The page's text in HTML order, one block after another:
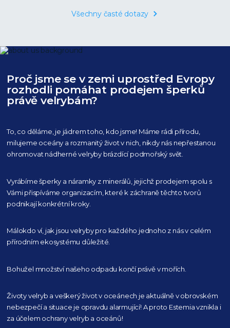
Všechny časté dotazy
Proč jsme se v zemi uprostřed Evropy
rozhodli pomáhat prodejem šperků
právě velrybám?
To, co děláme, je jádrem toho, kdo jsme! Máme rádi přírodu,
milujeme oceány a rozmanitý život v nich, nikdy nás nepřestanou
ohromovat nádherné velryby brázdící podmořský svět.
Vyrábíme šperky a náramky z minerálů, jejichž prodejem spolu s
Vámi přispíváme organizacím, které k záchraně těchto tvorů
podnikají konkrétní kroky.
Málokdo ví, jak jsou velryby pro každého jednoho z nás v celém
přírodním ekosystému důležité.
Bohužel množství našeho odpadu končí právě v mořích.
Životy velryb a veškerý život v oceánech je aktuálněv obrovském
nebezpečí a situace je opravdu alarmující!A proto Estemia vznikla i
za účelem ochrany velryb a oceánů!